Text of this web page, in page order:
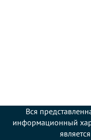
Вся
информационный